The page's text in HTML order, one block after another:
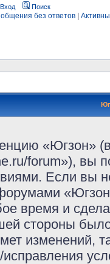
Вход Поиск
без ответов
«Югзон»
forum»), вы
Если вы
время и
стороны
изменений,